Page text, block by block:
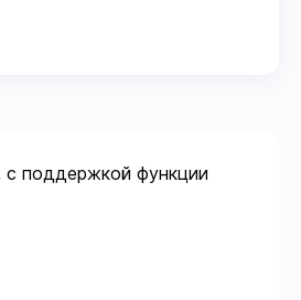
с поддержкой функции